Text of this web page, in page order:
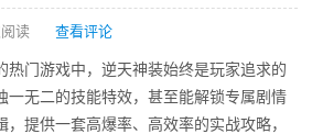
读 查看评论
门游戏中，逆天神装始终是玩家追求的
无二的技能特效，甚至能解锁专属剧情
提供一套高爆率、高效率的实战攻略，